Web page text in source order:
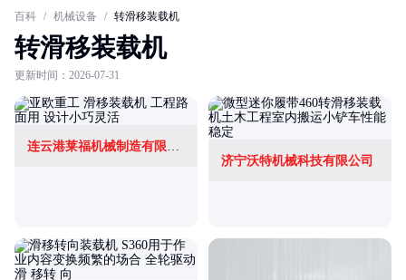
百科 / 机械设备 / 转滑移装载机
转滑移装载机
更新时间：2026-07-31
连云港莱福机械制造有限公司
济宁沃特机械科技有限公司